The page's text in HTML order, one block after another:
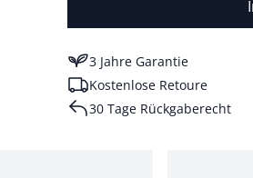
3 Jahre Garantie
Kostenlose Retoure
30 Tage Rückgaberecht